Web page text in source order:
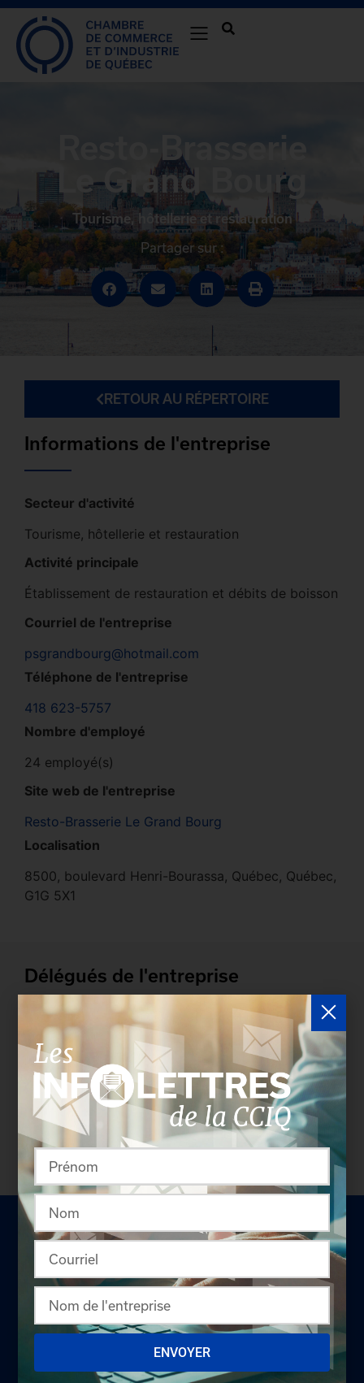
Resto-Brasserie
Le Grand Bourg
Tourisme, hôtellerie et restauration
Partager sur :
RETOUR AU RÉPERTOIRE
Informations de l'entreprise
Secteur d'activité
Tourisme, hôtellerie et restauration
Activité principale
Établissement de restauration et débits de boisson
Courriel de l'entreprise
psgrandbourg@hotmail.com
Téléphone de l'entreprise
418 623-5757
Nombre d'employé
24 employé(s)
Site web de l'entreprise
Resto-Brasserie Le Grand Bourg
Localisation
8500, boulevard Henri-Bourassa, Québec, Québec,
G1G 5X1
Délégués de l'entreprise
Les entreprises membres peuvent bénéficier d’une
version plus détaillée du répertoire via leur espace
sécurisé.Connectez-vousafin de consulter le
profil complet des entreprises incluant les
coordonnées des délégués inscrits. Vous n'êtes
pas membre? N'attendez plus etdevenez membre!
Offres d'emploi
ENVOYER